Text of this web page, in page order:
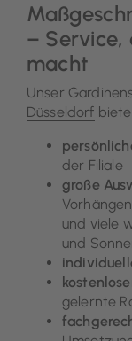
– Service,
macht
Unser
Düsseldorf
der Filiale
große
und viele
und
gelernte